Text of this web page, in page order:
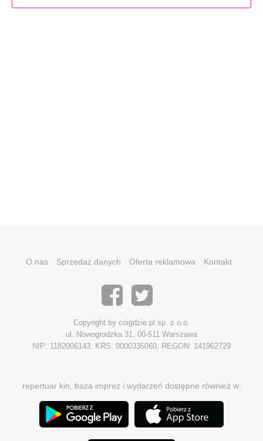
O nas Sprzedaż danych Oferta reklamowa Kontakt
Copyright by coigdzie.pl sp. z o.o.
ul. Nowogrodzka 31, 00-511 Warszawa
NIP: 1182006143, KRS: 0000335060, REGON: 141962729
repertuar kin, baza imprez i wydarzeń dostępne również w: